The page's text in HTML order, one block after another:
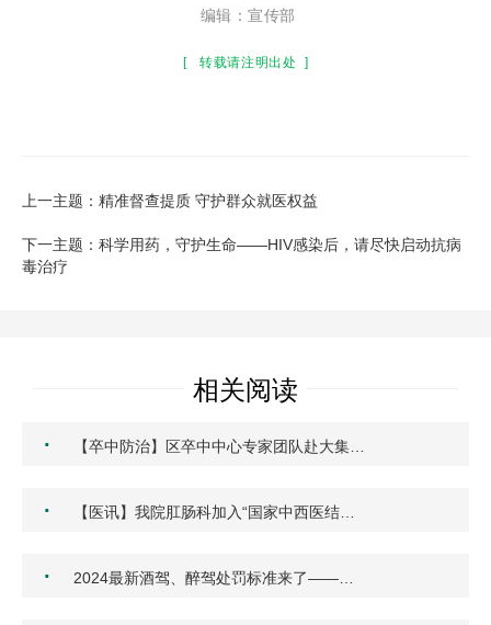
编辑：宣传部
[ 转载请注明出处 ]
上一主题：精准督查提质 守护群众就医权益
下一主题：科学用药，守护生命——HIV感染后，请尽快启动抗病
毒治疗
相关阅读
· 【卒中防治】区卒中中心专家团队赴大集…
· 【医讯】我院肛肠科加入“国家中西医结…
· 2024最新酒驾、醉驾处罚标准来了——…